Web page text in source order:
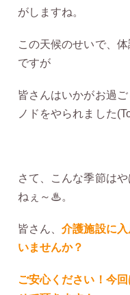
がしますね。
この天候のせいで、
ですが
皆さんはいかがお過
ノドをやられました
さて、こんな季節は
ねぇ～♨。
皆さん、介護施設に
いませんか？
ご安心ください！今